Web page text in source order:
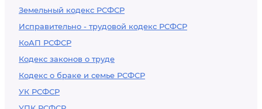
Земельный кодекс РСФСР
Исправительно - трудовой кодекс РСФСР
КоАП РСФСР
Кодекс законов о труде
Кодекс о браке и семье РСФСР
УК РСФСР